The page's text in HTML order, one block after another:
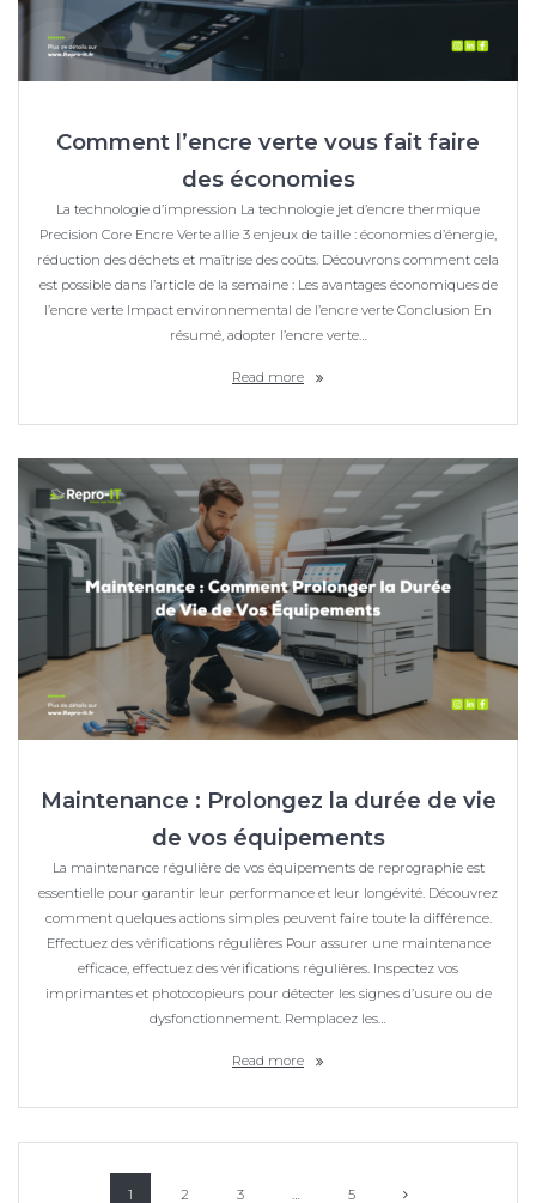
Comment l’encre verte vous fait faire
des économies
La technologie d’impression La technologie jet d’encre thermique
Precision Core Encre Verte allie 3 enjeux de taille : économies d’énergie,
réduction des déchets et maîtrise des coûts. Découvrons comment cela
est possible dans l’article de la semaine : Les avantages économiques de
l’encre verte Impact environnemental de l’encre verte Conclusion En
résumé, adopter l’encre verte…
Read more
Maintenance : Prolongez la durée de vie
de vos équipements
La maintenance régulière de vos équipements de reprographie est
essentielle pour garantir leur performance et leur longévité. Découvrez
comment quelques actions simples peuvent faire toute la différence.
Effectuez des vérifications régulières Pour assurer une maintenance
efficace, effectuez des vérifications régulières. Inspectez vos
imprimantes et photocopieurs pour détecter les signes d’usure ou de
dysfonctionnement. Remplacez les…
Read more
Page
1 Page
2 Page
3 … Page
5